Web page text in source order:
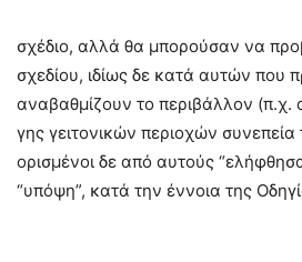
σχέδιο, αλλά θα μπορούσαν να
σχεδίου, ιδίως δε κατά αυτών που
αναβαθμίζουν το περιβάλλον (π.χ.
γης γειτονικών περιοχών συνεπεία
ορισμένοι δε από αυτούς
“υπόψη”, κατά την έννοια της